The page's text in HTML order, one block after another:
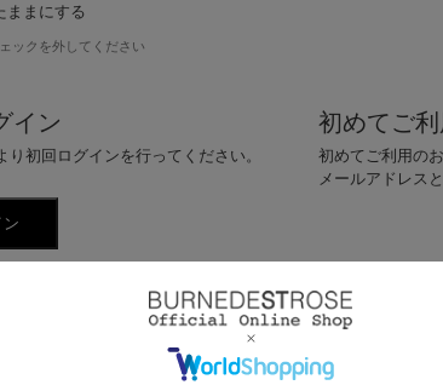
ままにする
ックを外してください
イン
初回ログインを行ってください。
初めてご
初めてご利用の
メールアドレス